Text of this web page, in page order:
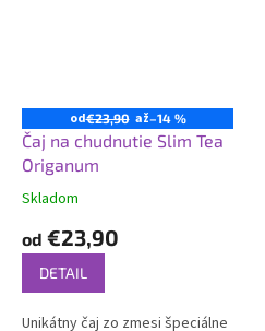
od€23,90 až–14 %
Čaj na chudnutie Slim Tea
Origanum
Skladom
od €23,90
DETAIL
Unikátny čaj zo zmesi špeciálne